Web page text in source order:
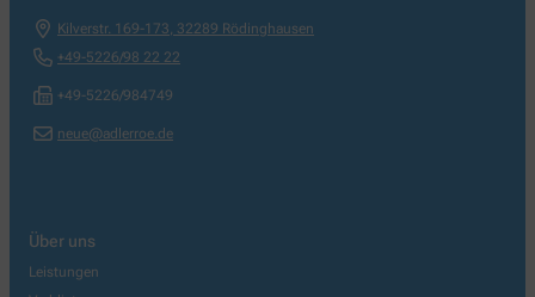
Kilverstr. 169-173, 32289 Rödinghausen
+49-5226/98 22 22
+49-5226/984749
neue@adlerroe.de
Über uns
Leistungen